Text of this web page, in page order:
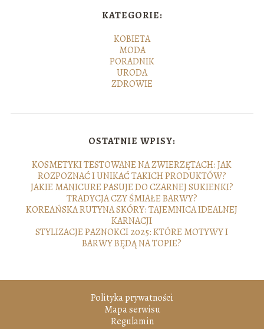
KATEGORIE:
KOBIETA
MODA
PORADNIK
URODA
ZDROWIE
OSTATNIE WPISY:
KOSMETYKI TESTOWANE NA ZWIERZĘTACH: JAK
ROZPOZNAĆ I UNIKAĆ TAKICH PRODUKTÓW?
JAKIE MANICURE PASUJE DO CZARNEJ SUKIENKI?
TRADYCJA CZY ŚMIAŁE BARWY?
KOREAŃSKA RUTYNA SKÓRY: TAJEMNICA IDEALNEJ
KARNACJI
STYLIZACJE PAZNOKCI 2025: KTÓRE MOTYWY I
BARWY BĘDĄ NA TOPIE?
Polityka prywatności
Mapa serwisu
Regulamin